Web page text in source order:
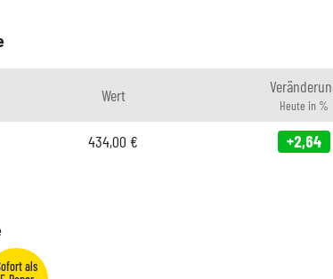
Wert
Heute in %
434,00 € +2,64